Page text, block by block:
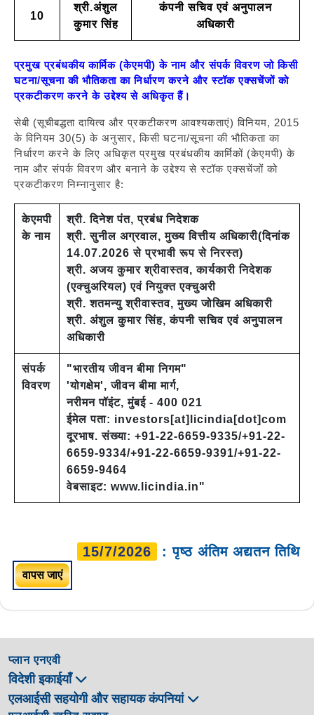
10
श्री.अंशुल
कुमार सिंह
कंपनी सचिव एवं अनुपालन
अधिकारी
प्रमुख प्रबंधकीय कार्मिक (केएमपी) के नाम और संपर्क विवरण जो किसी
घटना/सूचना की भौतिकता का निर्धारण करने और स्टॉक एक्सचेंजों को
प्रकटीकरण करने के उद्देश्य से अधिकृत हैं।
सेबी (सूचीबद्धता दायित्व और प्रकटीकरण आवश्यकताएं) विनियम, 2015
के विनियम 30(5) के अनुसार, किसी घटना/सूचना की भौतिकता का
निर्धारण करने के लिए अधिकृत प्रमुख प्रबंधकीय कार्मिकों (केएमपी) के
नाम और संपर्क विवरण और बनाने के उद्देश्य से स्टॉक एक्सचेंजों को
प्रकटीकरण निम्नानुसार है:
केएमपी
के नाम
श्री. दिनेश पंत, प्रबंध निदेशक
श्री. सुनील अग्रवाल, मुख्य वित्तीय अधिकारी(दिनांक
14.07.2026 से प्रभावी रूप से निरस्त)
श्री. अजय कुमार श्रीवास्तव, कार्यकारी निदेशक
(एक्चुअरियल) एवं नियुक्त एक्चुअरी
श्री. शतमन्यु श्रीवास्तव, मुख्य जोखिम अधिकारी
श्री. अंशुल कुमार सिंह, कंपनी सचिव एवं अनुपालन
अधिकारी
संपर्क
विवरण
"भारतीय जीवन बीमा निगम"
'योगक्षेम', जीवन बीमा मार्ग,
नरीमन पॉइंट, मुंबई - 400 021
ईमेल पता: investors[at]licindia[dot]com
दूरभाष. संख्या: +91-22-6659-9335/+91-22-
6659-9334/+91-22-6659-9391/+91-22-
6659-9464
वेबसाइट: www.licindia.in"
15/7/2026 : पृष्ठ अंतिम अद्यतन तिथि
वापस जाएं
प्लान एनएवी
विदेशी इकाईयाँ
एलआईसी सहयोगी और सहायक कंपनियां